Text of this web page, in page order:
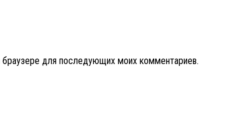
для последующих моих комментариев.